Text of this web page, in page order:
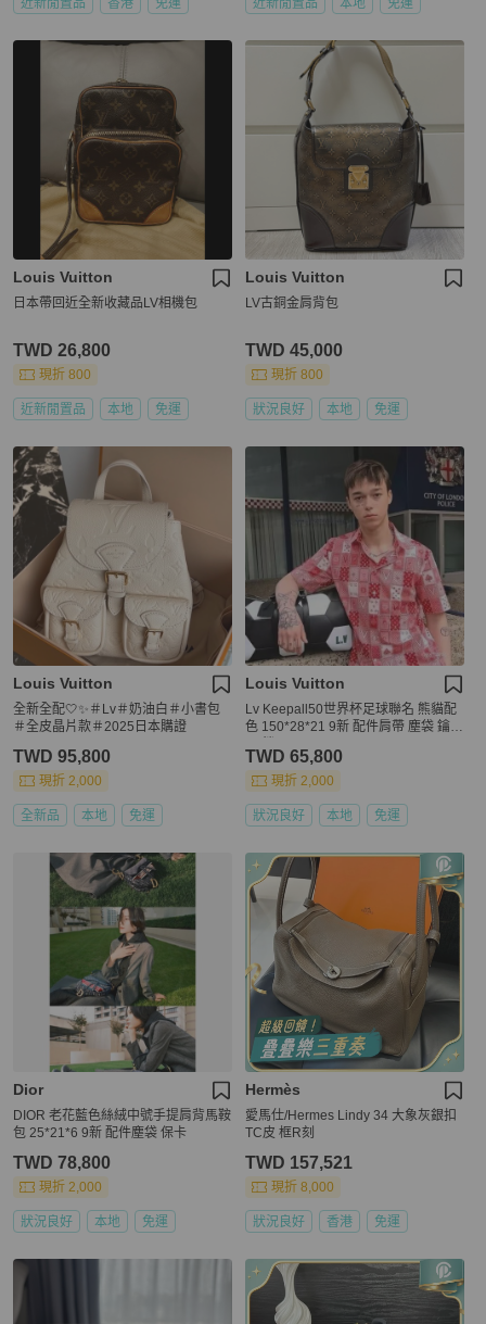
近新閒置品 香港 免運 近新閒置品 本地 免運
Louis Vuitton
日本帶回近全新收藏品LV相機包
TWD 26,800
現折 800
近新閒置品 本地 免運
Louis Vuitton
LV古銅金肩背包
TWD 45,000
現折 800
狀況良好 本地 免運
Louis Vuitton
全新全配🤍✨＃Lv＃奶油白＃小書包
＃全皮晶片款＃2025日本購證
TWD 95,800
現折 2,000
全新品 本地 免運
Louis Vuitton
Lv Keepall50世界杯足球聯名 熊貓配
色 150*28*21 9新 配件肩帶 塵袋 鑰匙
TWD 65,800
現折 2,000
狀況良好 本地 免運
Dior
DIOR 老花藍色絲絨中號手提肩背馬鞍
包 25*21*6 9新 配件塵袋 保卡
TWD 78,800
現折 2,000
狀況良好 本地 免運
Hermès
愛馬仕/Hermes Lindy 34 大象灰銀扣
TC皮 框R刻
TWD 157,521
現折 8,000
狀況良好 香港 免運